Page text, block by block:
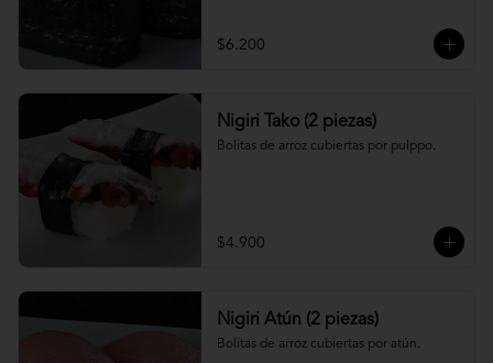
$6.200
Nigiri Tako (2 piezas)
Bolitas de arroz cubiertas por pulppo.
$4.900
Nigiri Atún (2 piezas)
Bolitas de arroz cubiertas por atún.